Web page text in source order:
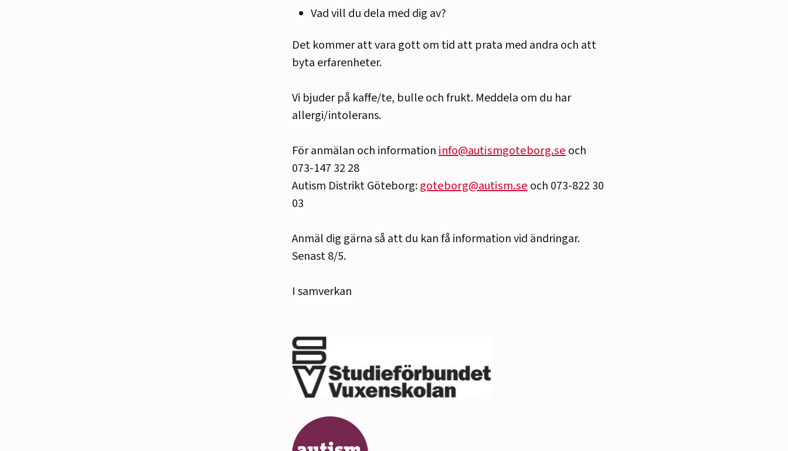
Vad vill du dela med dig av?
Det kommer att vara gott om tid att prata med andra och att
byta erfarenheter.
Vi bjuder på kaffe/te, bulle och frukt. Meddela om du har
allergi/intolerans.
För anmälan och information info@autismgoteborg.se och
073-147 32 28
Autism Distrikt Göteborg:goteborg@autism.se och 073-822 30
03
Anmäl dig gärna så att du kan få information vid ändringar.
Senast 8/5.
I samverkan